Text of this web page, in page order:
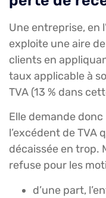
Une entreprise, en
exploite une aire
clients en
taux applicable à
TVA (13 % dans
Elle demande
l’excédent de TVA
décaissée en trop.
refuse pour les
d’une part,